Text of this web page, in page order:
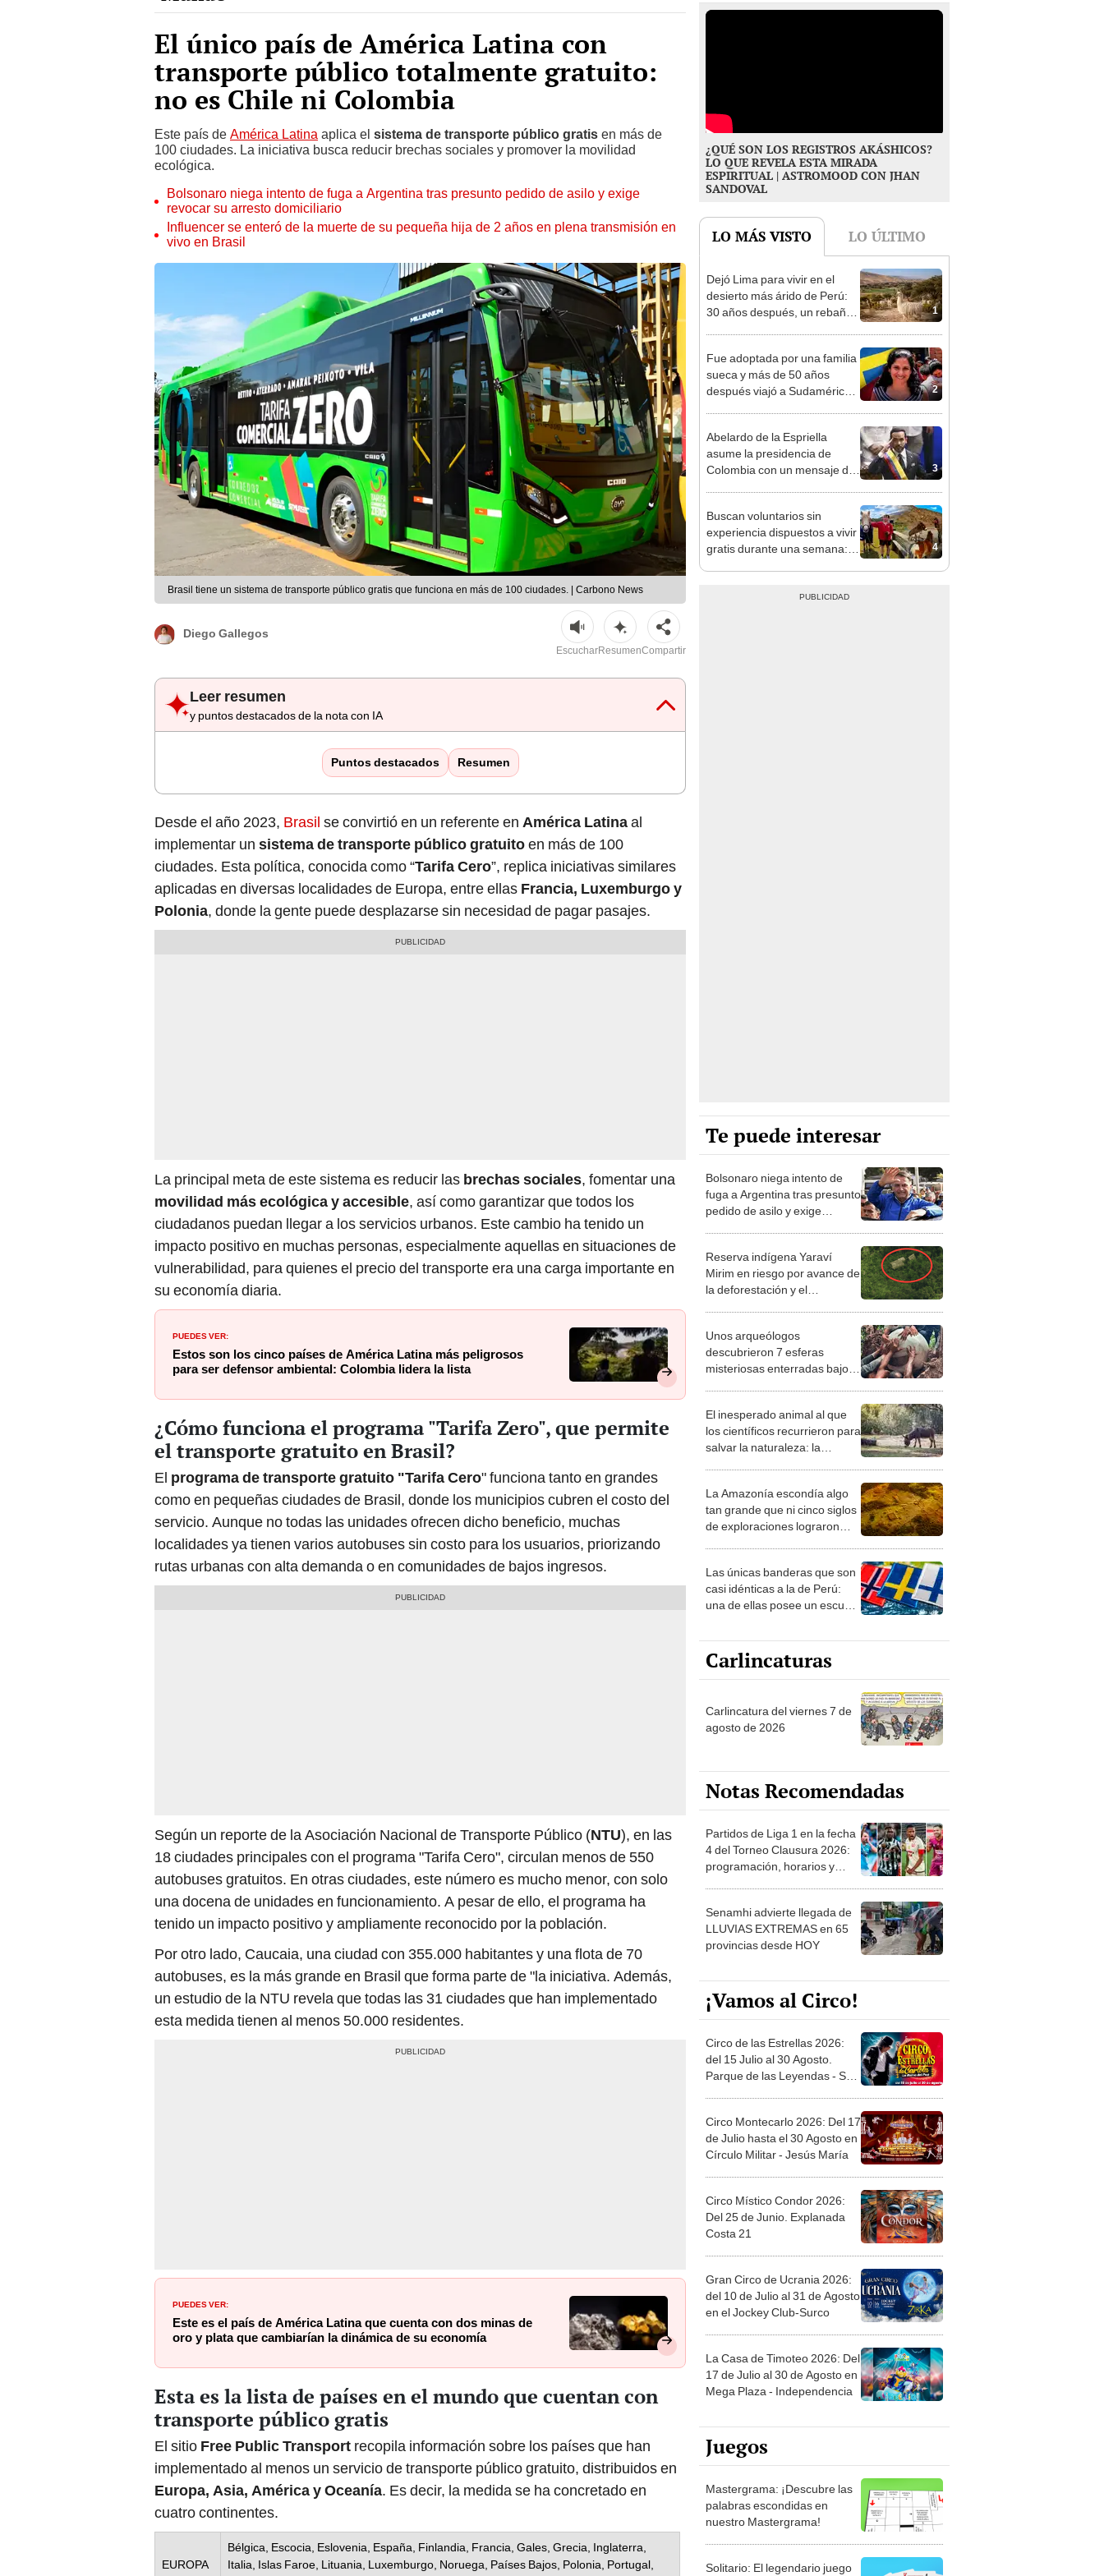
El único país de América Latina con
transporte público totalmente gratuito:
no es Chile ni Colombia
100 ciudades. La iniciativa busca reducir brechas sociales y promover la movilidad
ecológica.
Bolsonaro niega intento de fuga a Argentina tras presunto pedido de asilo y exige
revocar su arresto domiciliario
Influencer se enteró de la muerte de su pequeña hija de 2 años en plena transmisión en
vivo en Brasil
Brasil tiene un sistema de transporte público gratis que funciona en más de 100 ciudades. | Carbono News
Escuchar Resumen Compartir
Leer resumen
y puntos destacados de la nota con IA
implementar unsistema de transporte público gratuitoen más de 100
ciudades. Esta política, conocida como “ Tarifa Cero”, replica iniciativas similares
aplicadas en diversas localidades de Europa, entre ellasFrancia, Luxemburgo y
Polonia, donde la gente puede desplazarse sin necesidad de pagar pasajes.
movilidad más ecológica y accesible, así como garantizar que todos los
ciudadanos puedan llegar a los servicios urbanos. Este cambio ha tenido un
impacto positivo en muchas personas, especialmente aquellas en situaciones de
vulnerabilidad, para quienes el precio del transporte era una carga importante en
su economía diaria.
Estos son los cinco países de América Latina más peligrosos
para ser defensor ambiental: Colombia lidera la lista
el transporte gratuito en Brasil?
Elprograma de transporte gratuito "Tarifa Cero
como en pequeñas ciudades de Brasil, donde los municipios cubren el costo del
servicio. Aunque no todas las unidades ofrecen dicho beneficio, muchas
localidades ya tienen varios autobuses sin costo para los usuarios, priorizando
rutas urbanas con alta demanda o en comunidades de bajos ingresos.
18 ciudades principales con el programa "Tarifa Cero", circulan menos de 550
autobuses gratuitos. En otras ciudades, este número es mucho menor, con solo
una docena de unidades en funcionamiento. A pesar de ello, el programa ha
tenido un impacto positivo y ampliamente reconocido por la población.
Por otro lado, Caucaia, una ciudad con 355.000 habitantes y una flota de 70
autobuses, es la más grande en Brasil que forma parte de "la iniciativa. Además,
un estudio de la NTU revela que todas las 31 ciudades que han implementado
esta medida tienen al menos 50.000 residentes.
Este es el país de América Latina que cuenta con dos minas de
oro y plata que cambiarían la dinámica de su economía
transporte público gratis
El sitioFree Public Transportrecopila información sobre los países que han
implementado al menos un servicio de transporte público gratuito, distribuidos en
Europa, Asia, América y Oceanía. Es decir, la medida se ha concretado en
cuatro continentes.
Bélgica, Escocia, Eslovenia, España, Finlandia, Francia, Gales, Grecia, Inglaterra,
Italia, Islas Faroe, Lituania, Luxemburgo, Noruega, Países Bajos, Polonia, Portugal,
República Checa, Rusia, Suecia, Suiza, Ucrania.
¿QUÉ SON LOS REGISTROS AKÁSHICOS?
LO QUE REVELA ESTA MIRADA
ESPIRITUAL | ASTROMOOD CON JHAN
SANDOVAL
LO MÁS VISTO
1
Dejó Lima para vivir en el
desierto más árido de Perú:
30 años después, un rebaño
de llamas creó un
2
Fue adoptada por una familia
sueca y más de 50 años
después viajó a Sudamérica
en busca de sus raíces:
Abelardo de la Espriella
asume la presidencia de
Colombia con un mensaje de
mano dura y cohesión con
4
Buscan voluntarios sin
experiencia dispuestos a vivir
gratis durante una semana:
para cuidar caballos, burros y
Te puede interesar
Bolsonaro niega intento de
fuga a Argentina tras presunto
pedido de asilo y exige
revocar su arresto domiciliario
Reserva indígena Yaraví
Mirim en riesgo por avance de
la deforestación y el
narcotráfico en zona
Unos arqueólogos
descubrieron 7 esferas
misteriosas enterradas bajo
una antigua isla artificial
El inesperado animal al que
los científicos recurrieron para
salvar la naturaleza: la
reintroducción de un asno
más vida
La Amazonía escondía algo
tan grande que ni cinco siglos
de exploraciones lograron
encontrarlo: el hallazgo
Las únicas banderas que son
casi idénticas a la de Perú:
una de ellas posee un escudo
muy similar
Carlincaturas
agosto de 2026
Notas Recomendadas
Partidos de Liga 1 en la fecha
4 del Torneo Clausura 2026:
programación, horarios y
dónde ver
Senamhi advierte llegada de
LLUVIAS EXTREMAS en 65
provincias desde HOY
¡Vamos al Circo!
Circo de las Estrellas 2026:
del 15 Julio al 30 Agosto.
Parque de las Leyendas - San
Miguel
Circo Montecarlo 2026: Del 17
de Julio hasta el 30 Agosto en
Círculo Militar - Jesús María
Circo Místico Condor 2026:
Del 25 de Junio. Explanada
Costa 21
Gran Circo de Ucrania 2026:
del 10 de Julio al 31 de Agosto
en el Jockey Club-Surco
La Casa de Timoteo 2026: Del
17 de Julio al 30 de Agosto en
Mega Plaza - Independencia
Juegos
Mastergrama: ¡Descubre las
palabras escondidas en
nuestro Mastergrama!
Solitario: El legendario juego
de cartas que nunca pasa de